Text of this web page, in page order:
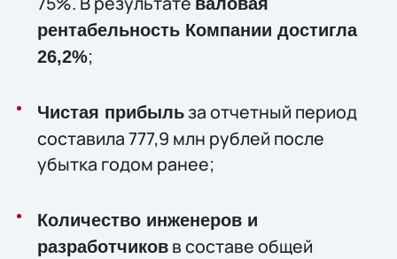
рентабельность Компании достигла
26,2%;
Чистая прибыльза отчетный период
составила 777,9 млн рублей после
убытка годом ранее;
Количество инженеров и
разработчиковв составе общей